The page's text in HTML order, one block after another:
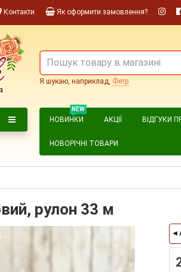
Контакти Як оформити замовлення?
Я шукаю, наприклад, Фетр
NEW
НОВИНКИ АКЦІЇ ВІДГУКИ
НОВОРІЧНІ ТОВАРИ
рулон 33 м